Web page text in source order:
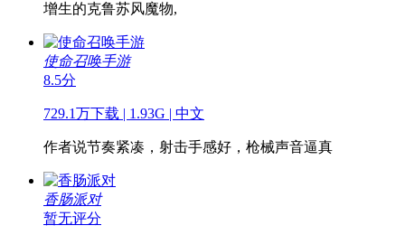
增生的克鲁苏风魔物,
使命召唤手游
8.5分
729.1万下载 | 1.93G | 中文
作者说节奏紧凑，射击手感好，枪械声音逼真
香肠派对
暂无评分